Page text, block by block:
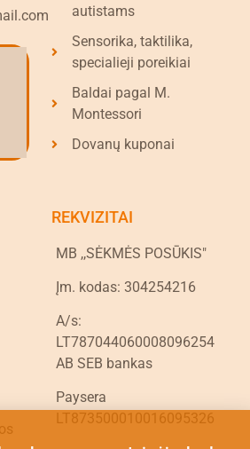
autistams
Sensorika, taktilika,
specialieji poreikiai
Baldai pagal M.
Montessori
Dovanų kuponai
REKVIZITAI
MB ,,SĖKMĖS POSŪKIS"
Įm. kodas: 304254216
A/s:
LT787044060008096254
AB SEB bankas
Paysera
LT873500010016095326